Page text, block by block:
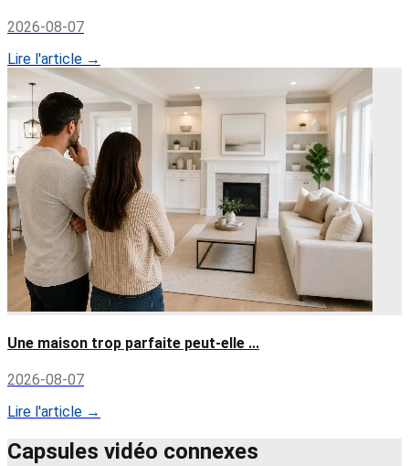
2026-08-07
Lire l'article →
Une maison trop parfaite peut-elle ...
2026-08-07
Lire l'article →
Capsules vidéo connexes